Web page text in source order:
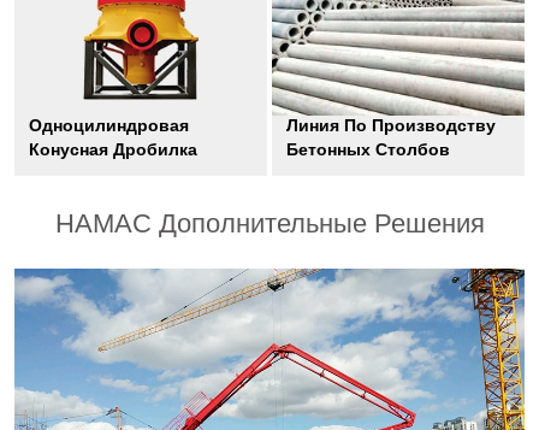
Одноцилиндровая
Конусная Дробилка
Линия По Производству
Бетонных Столбов
HAMAC Дополнительные Решения